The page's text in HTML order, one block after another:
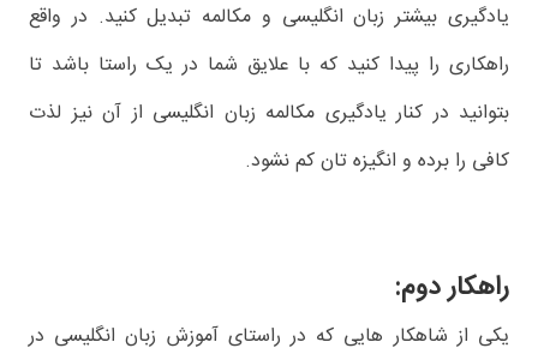
یادگیری بیشتر زبان انگلیسی و مکالمه تبدیل کنید. در واقع
راهکاری را پیدا کنید که با علایق شما در یک راستا باشد تا
بتوانید در کنار یادگیری مکالمه زبان انگلیسی از آن نیز لذت
کافی را برده و انگیزه تان کم نشود.
راهکار دوم:
یکی از شاهکار هایی که در راستای آموزش زبان انگلیسی در